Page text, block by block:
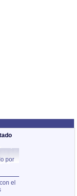
por
el